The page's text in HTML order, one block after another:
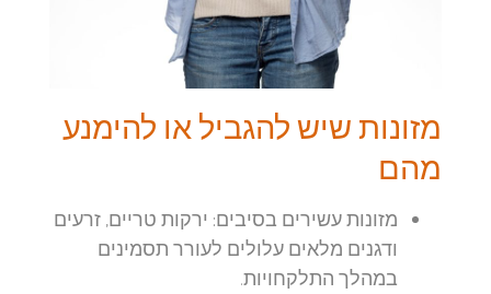
מזונות שיש להגביל או להימנע
מהם
מזונות עשירים בסיבים:ירקות טריים, זרעים
ודגנים מלאים עלולים לעורר תסמינים
במהלך התלקחויות.